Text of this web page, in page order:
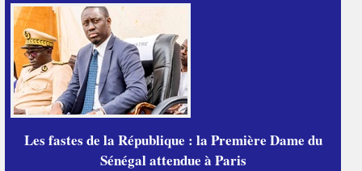
Les fastes de la République : la Première Dame du
Sénégal attendue à Paris